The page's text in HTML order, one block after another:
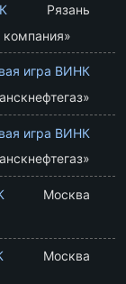
Рязань
игра ВИНК
игра ВИНК
Москва
Москва